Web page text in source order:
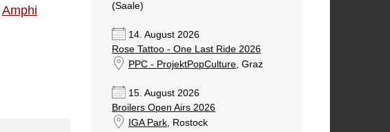
Amphi
(Saale)
14. August 2026
Rose Tattoo - One Last Ride 2026
PPC - ProjektPopCulture, Graz
15. August 2026
Broilers Open Airs 2026
IGA Park, Rostock